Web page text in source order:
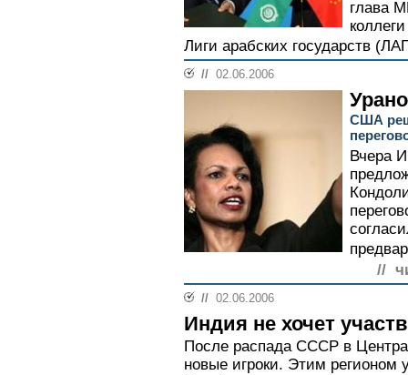
глава
Лиги арабских государств
// 02.06.2006
США
Вчера
//
// 02.06.2006
Индия не хочет
После распада СССР в
новые игроки. Этим